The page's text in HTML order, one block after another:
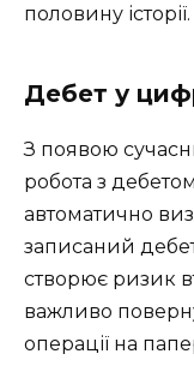
половину історії.
Дебет у
З появою
робота з
автоматично
записаний
створює ризик
важливо
операції на